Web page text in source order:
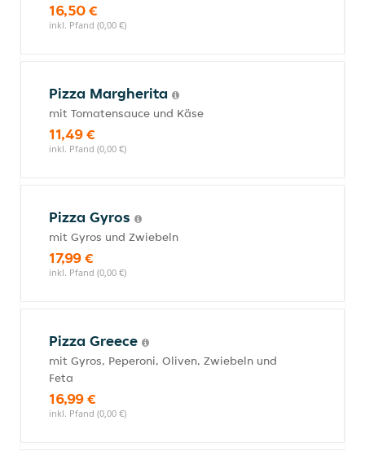
16,50 €
inkl. Pfand (0,00 €)
Pizza Margherita
mit Tomatensauce und Käse
11,49 €
inkl. Pfand (0,00 €)
Pizza Gyros
mit Gyros und Zwiebeln
17,99 €
inkl. Pfand (0,00 €)
Pizza Greece
mit Gyros, Peperoni, Oliven, Zwiebeln und
Feta
16,99 €
inkl. Pfand (0,00 €)